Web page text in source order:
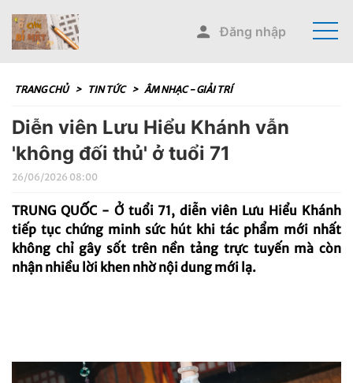
Đăng nhập
TRANG CHỦ > TIN TỨC > ÂM NHẠC - GIẢI TRÍ
Diễn viên Lưu Hiểu Khánh vẫn
'không đối thủ' ở tuổi 71
26/06/2026 08:00
TRUNG QUỐC - Ở tuổi 71, diễn viên Lưu Hiểu Khánh
tiếp tục chứng minh sức hút khi tác phẩm mới nhất
không chỉ gây sốt trên nền tảng trực tuyến mà còn
nhận nhiều lời khen nhờ nội dung mới lạ.